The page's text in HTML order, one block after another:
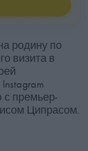
родину по
визита в
премьер-
Ципрасом.